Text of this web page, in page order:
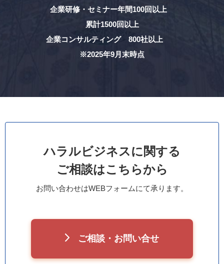
企業研修・セミナー年間100回以上
累計1500回以上
企業コンサルティング 800社以上
※2025年9月末時点
ハラルビジネスに関する
ご相談はこちらから
お問い合わせはWEBフォームにて承ります。
ご相談・お問い合せ